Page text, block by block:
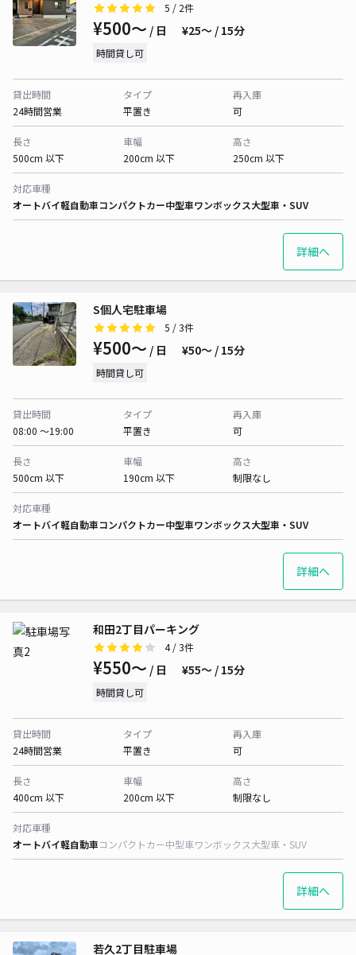
5 / 2件
¥500〜 / 日 ¥25〜 / 15分
時間貸し可
貸出時間
24時間営業
タイプ
平置き
再入庫
可
長さ
500cm 以下
車幅
200cm 以下
高さ
250cm 以下
対応車種
オートバイ軽自動車コンパクトカー中型車ワンボックス大型車・SUV
詳細へ
S個人宅駐車場
5 / 3件
¥500〜 / 日 ¥50〜 / 15分
時間貸し可
貸出時間
08:00 〜19:00
タイプ
平置き
再入庫
可
長さ
500cm 以下
車幅
190cm 以下
高さ
制限なし
対応車種
オートバイ軽自動車コンパクトカー中型車ワンボックス大型車・SUV
詳細へ
和田2丁目パーキング
4/ 3件
¥550〜 / 日 ¥55〜 / 15分
時間貸し可
貸出時間
24時間営業
タイプ
平置き
再入庫
可
長さ
400cm 以下
車幅
200cm 以下
高さ
制限なし
対応車種
オートバイ軽自動車コンパクトカー中型車ワンボックス大型車・SUV
詳細へ
若久2丁目駐車場